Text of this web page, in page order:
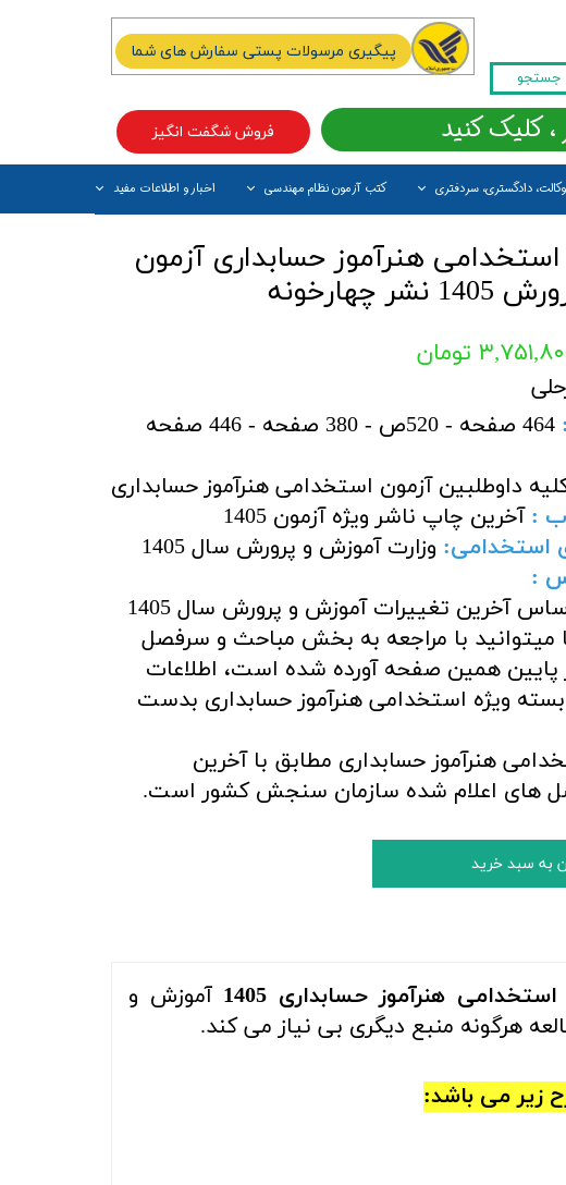
جستجو
دادگستری، سردفتری کتب آزمون نظام مهندسی اخبار و اطلاعات مفید
فروش شگفت انگیز کلیک کنید
پیگیری مرسولات پستی سفارش های شما
هنرآموز حسابداری آزمون
تومان
464 صفحه - 520ص - 380 صفحه - 446 صفحه
داوطلبین آزمون استخدامی هنرآموز حسابداری
:آخرین چاپ ناشر ویژه آزمون 1405
استخدامی: وزارت آموزش و پرورش سال 1405
:
هر 3 کتاب بر اساس آخرین تغییرات آموزش و پرورش سال 1405
میتوانید با مراجعه به بخش مباحث و سرفصل
پایین همین صفحه آورده شده است، اطلاعات
بسته ویژه استخدامی هنرآموز حسابداری بدست
هنرآموز حسابداری مطابق با آخرین
های اعلام شده سازمان سنجش کشور است.
به سبد خرید
هنرآموز حسابداری 1405
آموزش و
هرگونه منبع دیگری بی نیاز می کند.
زیر می باشد: